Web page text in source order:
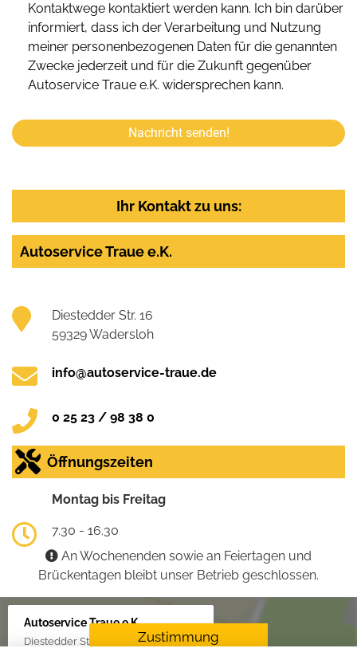
Kontaktwege kontaktiert werden kann. Ich bin darüber
informiert, dass ich der Verarbeitung und Nutzung
meiner personenbezogenen Daten für die genannten
Zwecke jederzeit und für die Zukunft gegenüber
Autoservice Traue e.K. widersprechen kann.
Nachricht senden!
Ihr Kontakt zu uns:
Autoservice Traue e.K.
Diestedder Str. 16
59329 Wadersloh
info@autoservice-traue.de
0 25 23 / 98 38 0
Öffnungszeiten
Montag bis Freitag
7.30 - 16.30
An Wochenenden sowie an Feiertagen und
Brückentagen bleibt unser Betrieb geschlossen.
Autoservice Traue e.K.
Diestedder Str. 16, 59329 Wadersloh
Zustimmung